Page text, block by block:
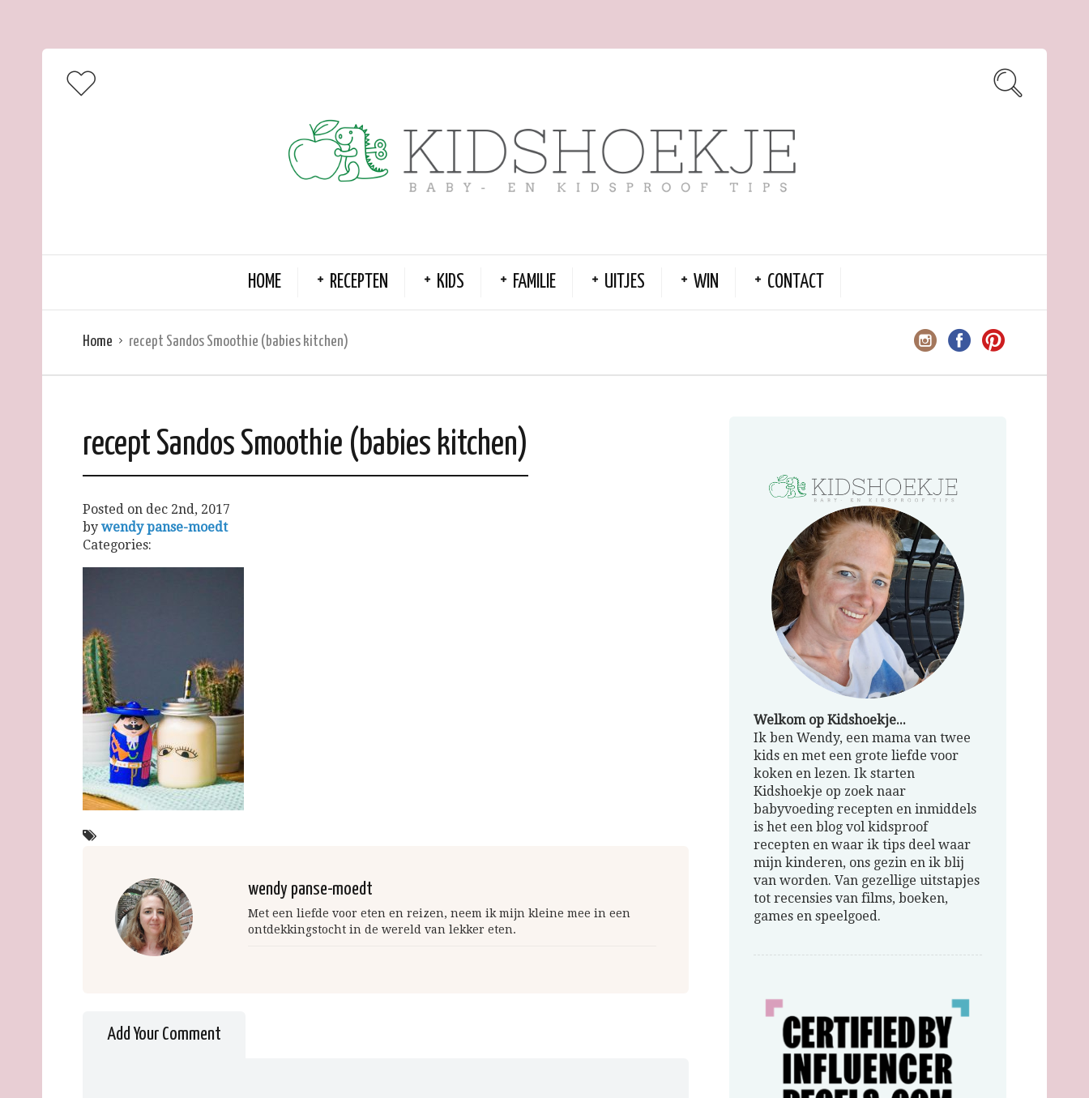
HOME RECEPTEN KIDS FAMILIE UITJES WIN CONTACT
Home recept Sandos Smoothie (babies kitchen)
recept Sandos Smoothie (babies kitchen)
Posted on dec 2nd, 2017
by wendy panse-moedt
Categories:
wendy panse-moedt
Met een liefde voor eten en reizen, neem ik mijn kleine mee in een
ontdekkingstocht in de wereld van lekker eten.
Add Your Comment
Welkom op Kidshoekje...
Ik ben Wendy, een mama van twee
kids en met een grote liefde voor
koken en lezen. Ik starten
Kidshoekje op zoek naar
babyvoeding recepten en inmiddels
is het een blog vol kidsproof
recepten en waar ik tips deel waar
mijn kinderen, ons gezin en ik blij
van worden. Van gezellige uitstapjes
tot recensies van films, boeken,
games en speelgoed.